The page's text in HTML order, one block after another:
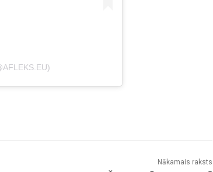
Nākamais raksts